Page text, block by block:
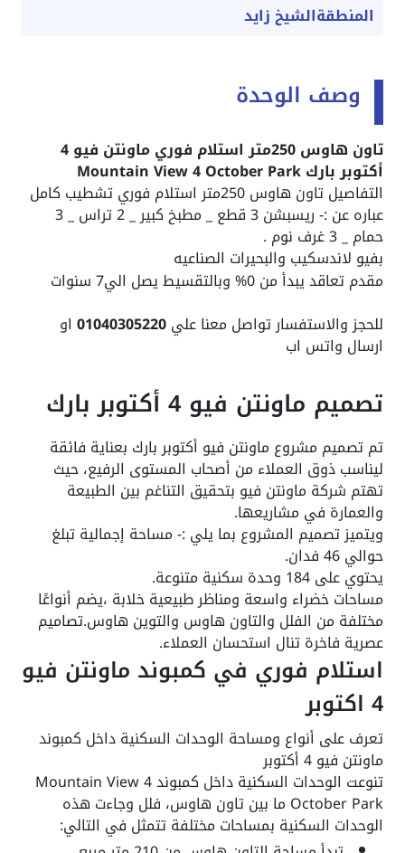
المنطقةالشيخ زايد
وصف الوحدة
تاون هاوس 250متر استلام فوري ماونتن فيو 4
أكتوبر بارك Mountain View 4 October Park
التفاصيل تاون هاوس 250متر استلام فوري تشطيب كامل
عباره عن :- ريسبشن 3 قطع _ مطبخ كبير _ 2 تراس _ 3
حمام _ 3 غرف نوم .
بفيو لاندسكيب والبحيرات الصناعيه
مقدم تعاقد يبدأ من 0% وبالتقسيط يصل الي7 سنوات
للحجز والاستفسار تواصل معنا علي01040305220 او
ارسال واتس اب
تصميم ماونتن فيو 4 أكتوبر بارك
تم تصميم مشروع ماونتن فيو أكتوبر بارك بعناية فائقة
ليناسب ذوق العملاء من أصحاب المستوى الرفيع، حيث
تهتم شركة ماونتن فيو بتحقيق التناغم بين الطبيعة
والعمارة في مشاريعها.
ويتميز تصميم المشروع بما يلي :- مساحة إجمالية تبلغ
حوالي 46 فدان.
يحتوي على 184 وحدة سكنية متنوعة.
مساحات خضراء واسعة ومناظر طبيعية خلابة ،يضم أنواعًا
مختلفة من الفلل والتاون هاوس والتوين هاوس.تصاميم
عصرية فاخرة تنال استحسان العملاء.
استلام فوري في كمبوند ماونتن فيو
4 اكتوبر
تعرف على أنواع ومساحة الوحدات السكنية داخل كمبوند
ماونتن فيو 4 أكتوبر
تنوعت الوحدات السكنية داخل كمبوند Mountain View 4
October Park ما بين تاون هاوس، فلل وجاءت هذه
الوحدات السكنية بمساحات مختلفة تتمثل في التالي: